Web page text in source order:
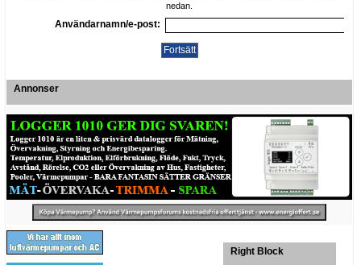
nedan.
Användarnamn/e-post:
Annonser
Right Block